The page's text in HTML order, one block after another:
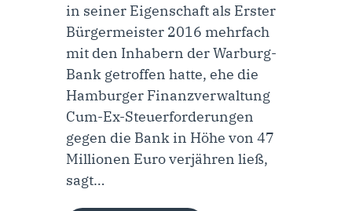
in seiner Eigenschaft als Erster
Bürgermeister 2016 mehrfach
mit den Inhabern der Warburg-
Bank getroffen hatte, ehe die
Hamburger Finanzverwaltung
Cum-Ex-Steuerforderungen
gegen die Bank in Höhe von 47
Millionen Euro verjähren ließ,
sagt…